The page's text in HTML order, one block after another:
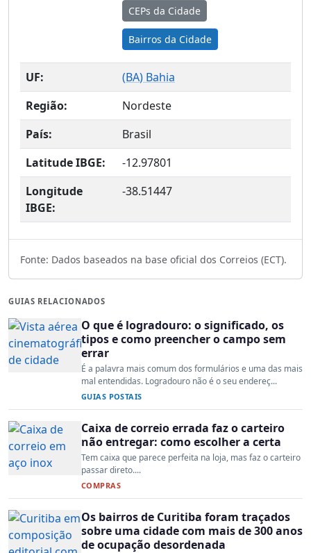
CEPs da Cidade
Bairros da Cidade
UF: (BA) Bahia
Região:
Nordeste
País:
Brasil
Latitude IBGE:
-12.97801
Longitude
IBGE:
-38.51447
Fonte: Dados baseados na base oficial dos Correios (ECT).
GUIAS RELACIONADOS
O que é logradouro: o significado, os
tipos e como preencher o campo sem
errar
É a palavra mais comum dos formulários e uma das mais
mal entendidas. Logradouro não é o seu endereç...
GUIAS POSTAIS
Caixa de correio errada faz o carteiro
não entregar: como escolher a certa
Tem caixa que parece perfeita na loja, mas faz o carteiro
passar direto....
COMPRAS
Os bairros de Curitiba foram traçados
sobre uma cidade com mais de 300 anos
de ocupação desordenada